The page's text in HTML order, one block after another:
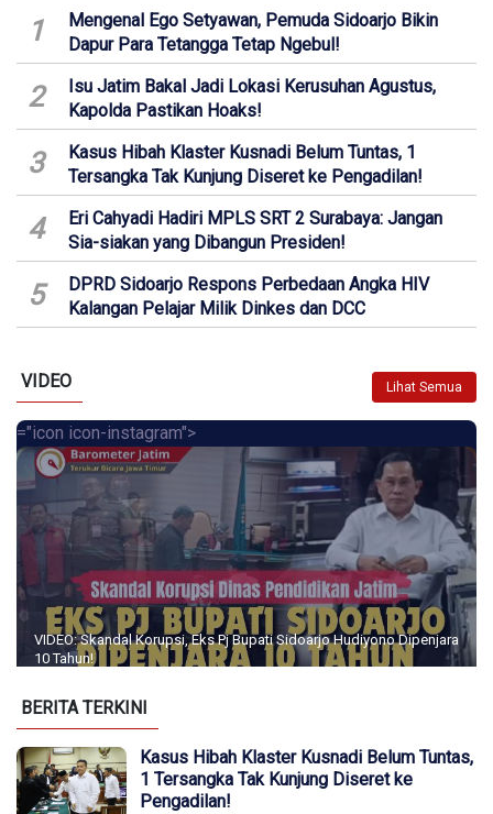
1
Mengenal Ego Setyawan, Pemuda Sidoarjo Bikin
Dapur Para Tetangga Tetap Ngebul!
2
Isu Jatim Bakal Jadi Lokasi Kerusuhan Agustus,
Kapolda Pastikan Hoaks!
3
Kasus Hibah Klaster Kusnadi Belum Tuntas, 1
Tersangka Tak Kunjung Diseret ke Pengadilan!
4
Eri Cahyadi Hadiri MPLS SRT 2 Surabaya: Jangan
Sia-siakan yang Dibangun Presiden!
5
DPRD Sidoarjo Respons Perbedaan Angka HIV
Kalangan Pelajar Milik Dinkes dan DCC
VIDEO Lihat Semua
="icon icon-instagram">
VIDEO: Skandal Korupsi, Eks Pj Bupati Sidoarjo Hudiyono Dipenjara
10 Tahun!
BERITA TERKINI
Kasus Hibah Klaster Kusnadi Belum Tuntas,
1 Tersangka Tak Kunjung Diseret ke
Pengadilan!